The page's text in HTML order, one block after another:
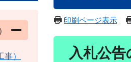
印刷ページ表示
入札公告
）